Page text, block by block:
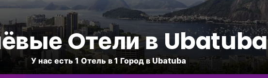
Oтели в Ubatuba
У нас есть 1 Отель в 1 Город в Ubatuba